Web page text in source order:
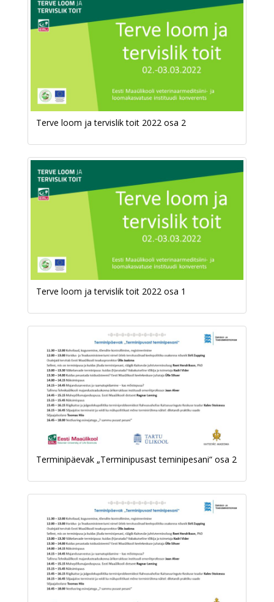
Terve loom ja tervislik toit 2022 osa 2
Terve loom ja tervislik toit 2022 osa 1
Terminipäevak „Terminipusast teminipesani“ osa 2